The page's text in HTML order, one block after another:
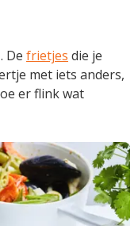
De frietjes die je
met iets anders,
er flink wat